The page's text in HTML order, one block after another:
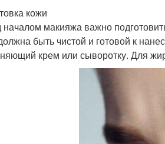
кожи
макияжа важно
быть чистой и готовой к
крем или сыворотку. Для